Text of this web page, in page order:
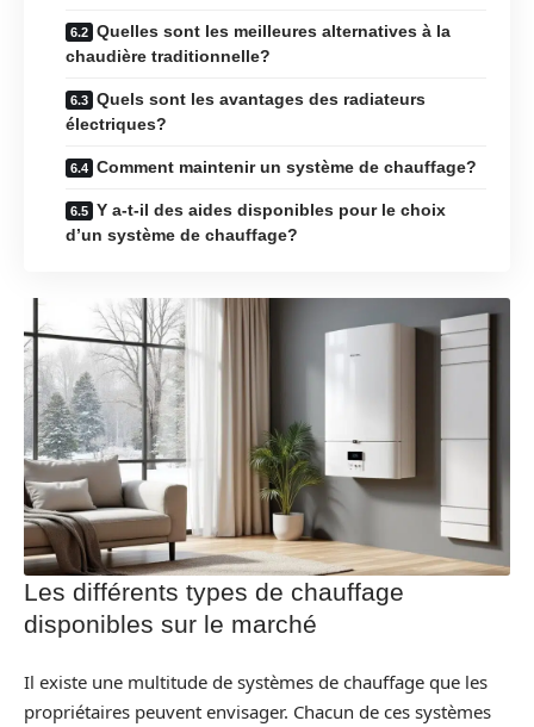
Quelles sont les meilleures alternatives à la
chaudière traditionnelle?
Quels sont les avantages des radiateurs
électriques?
Comment maintenir un système de chauffage?
Y a-t-il des aides disponibles pour le choix
d’un système de chauffage?
Les différents types de chauffage
disponibles sur le marché
Il existe une multitude de systèmes de chauffage que les
propriétaires peuvent envisager. Chacun de ces systèmes